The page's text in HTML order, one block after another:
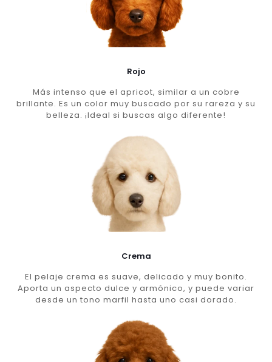
Rojo
Más intenso que el apricot, similar a un cobre
brillante. Es un color muy buscado por su rareza y su
belleza. ¡Ideal si buscas algo diferente!
Crema
El pelaje crema es suave, delicado y muy bonito.
Aporta un aspecto dulce y armónico, y puede variar
desde un tono marfil hasta uno casi dorado.